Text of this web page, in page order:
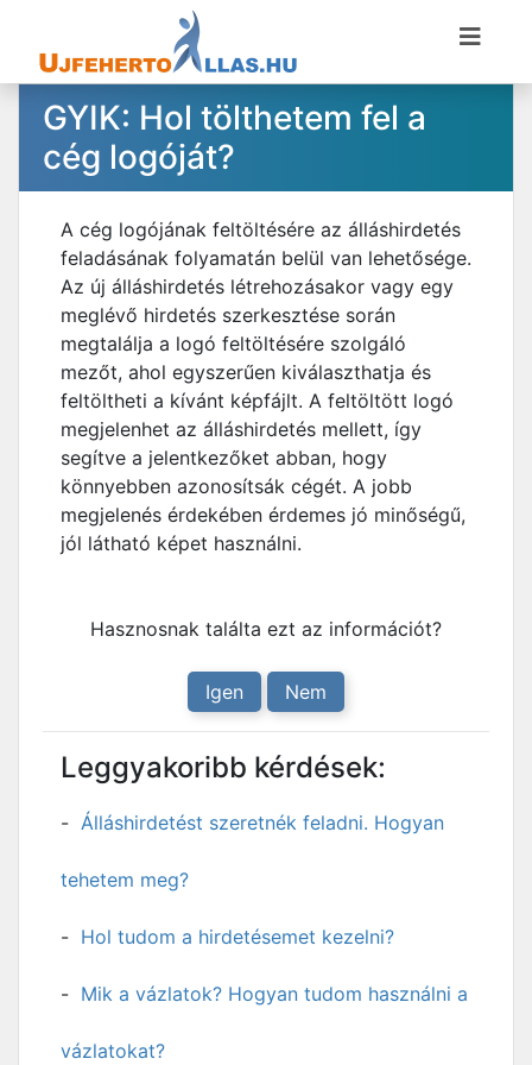
GYIK: Hol tölthetem fel a
cég logóját?
A cég logójának feltöltésére az álláshirdetés
feladásának folyamatán belül van lehetősége.
Az új álláshirdetés létrehozásakor vagy egy
meglévő hirdetés szerkesztése során
megtalálja a logó feltöltésére szolgáló
mezőt, ahol egyszerűen kiválaszthatja és
feltöltheti a kívánt képfájlt. A feltöltött logó
megjelenhet az álláshirdetés mellett, így
segítve a jelentkezőket abban, hogy
könnyebben azonosítsák cégét. A jobb
megjelenés érdekében érdemes jó minőségű,
jól látható képet használni.
Hasznosnak találta ezt az információt?
Igen Nem
Leggyakoribb kérdések:
Álláshirdetést szeretnék feladni. Hogyan
tehetem meg?
Hol tudom a hirdetésemet kezelni?
Mik a vázlatok? Hogyan tudom használni a
vázlatokat?